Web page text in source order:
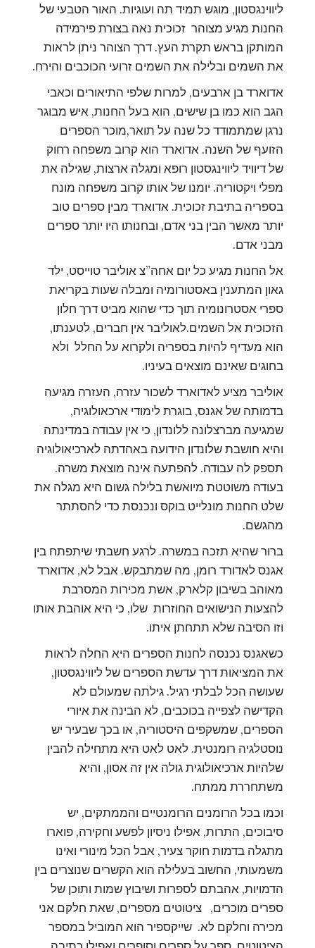
ליווינגסטון, מוגש תמיד תה ועוגיות. האור הטבעי של
החנות מגיע מצוהר זכוכית נאה בצורת פירמידה
המותקן בראש תקרת העץ. דרך הצוהר ניתן לראות
את השמים ובלילה את השמים זרועי הכוכבים והירח.
אדוארד בן ארבעים, למרות שלפי התיאורים וכאבי
הגב הוא כמו בן שישים, הוא בעל החנות, איש מבוגר
נרגן שמתמודד כל שנה על תואר,מוכר הספרים
הזועף של השנה. אדוארד הוא קרוב משפחה רחוק
של דיוויד ליווינגסטון רופא ומגלה ארצות, שגילה את
מפלי ויקטוריה. יומנו של אותו קרוב משפחה מונח
בספריה בתיבת זכוכית. אדוארד מבין ספרים טוב
יותר מאשר הבין בני אדם, ובחנותו היו יותר ספרים
מבני אדם.
אל החנות מגיע כל יום אחה”צ אוליבר טוייסט, ילד
גאון המתענין באסטורומיה ומבלה שעות בקריאת
ספרי אסטרונומיה תוך כדי שהוא מביט דרך חלון
הזכוכית אל השמים.לאוליבר אין חברים, לטענתו,
הוא מעדיף להיות בספריה ולקרוא על החלל ולא
בחוגים שאינם מוצאים בעיניו.
אוליבר מציע לאדוארד לשכור עזרה, העזרה מגיעה
בדמותה של אגנס, בוגרת לימודי ארכאולוגיה,
שמגיעה מברצלונה ללונדון, כי אין עבודה במדינתה
והיא חושבת שלונדון הידועה באהדתה לארכיאולוגיה
תספק לה עבודה. להפתעה אינה מוצאת משרה.
בעודה משוטטת מיואשת בלילה גשום היא מגלה את
שלט החנות מונלייט בוקס ונכנסת כדי להסתתר
מהגשם.
ברור שהיא תזכה במשרה. לרגע חשבתי שיתפתח בין
אגנס לאדורד רומן, מה שמתבקש. אבל לא, אדוארד
מאוהב בשיבון קלארק, אשת מכירות המסרבת
להצעות הנישואים החוזרות שלו, כי היא אוהבת אותו
וזו הסיבה שלא תתחתן איתו.
כשאגנס נכנסה לחנות הספרים היא החלה לראות
את המציאות דרך עדשת הספרים של ליווינגסטון,
שעושה הכל לבלתי רגיל. גילתה שמעולם לא
הקדישה לצפייה בכוכבים, לא הבינה את איורי
הספרים, שמשקפים היסטוריה, או בכך שבעיר יש
נוסטלגיה רומנטית. לאט לאט היא מתחילה להבין
שלהיות ארכיאולוגית גולה אין זה אסון, והיא
משתחררת ממתח.
וכמו בכל הרומנים הרומנטיים והממתקים, יש
סיבוכים, התרות, אפילו ניסיון לפשע וחקירה, פוארו
מתגלה בדמות חוקר צעיר, אבל הכל מינורי ואינו
משמעותי, החשוב בעלילה הוא הקשרים שנוצרים בין
הדמויות, אהבתם לספרות ושיבוץ שמות ותוכן של
ספרים מוכרים, ציטוטים מספרים, שאת חלקם אני
מכירה וחלקם לא. שייקספיר הוא המוביל במספר